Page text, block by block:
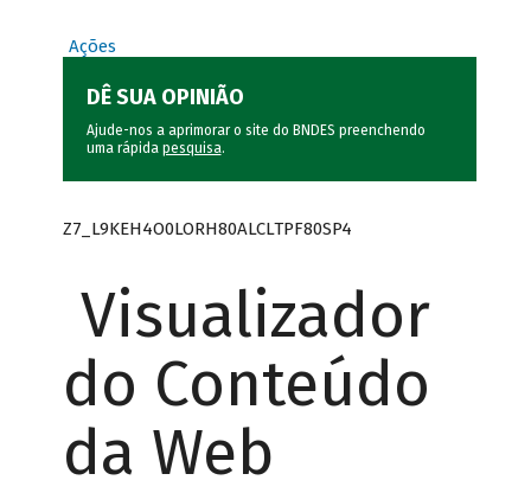
Ações
DÊ SUA OPINIÃO
Ajude-nos a aprimorar o site do BNDES preenchendo
uma rápida pesquisa.
Z7_L9KEH4O0LORH80ALCLTPF80SP4
Visualizador
do Conteúdo
da Web